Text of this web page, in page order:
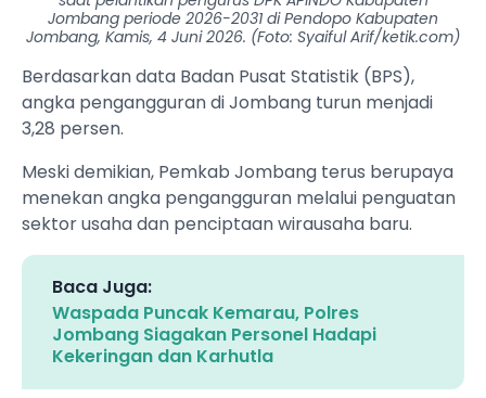
Jombang periode 2026-2031 di Pendopo Kabupaten
Jombang, Kamis, 4 Juni 2026. (Foto: Syaiful Arif/ketik.com)
Berdasarkan data Badan Pusat Statistik (BPS),
angka pengangguran di Jombang turun menjadi
3,28 persen.
Meski demikian, Pemkab Jombang terus berupaya
menekan angka pengangguran melalui penguatan
sektor usaha dan penciptaan wirausaha baru.
Baca Juga:
Waspada Puncak Kemarau, Polres
Jombang Siagakan Personel Hadapi
Kekeringan dan Karhutla